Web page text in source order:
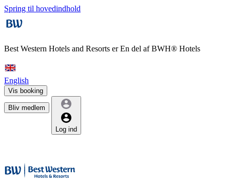
Spring til hovedindhold
Best Western Hotels and Resorts erEn del af BWH® Hotels
English
Vis booking
Bliv medlem
Log ind